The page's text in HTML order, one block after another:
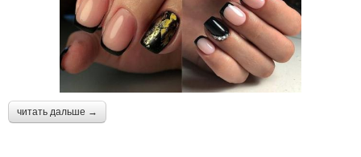
читать дальше →